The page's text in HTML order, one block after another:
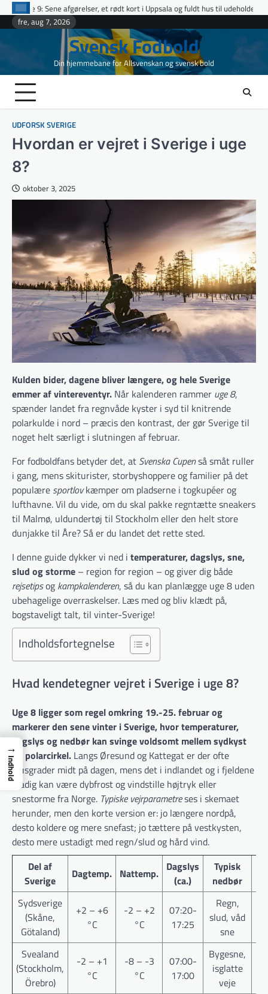
Skip et rødt kort i Uppsala og fuldt hus til udeholdene i topopgør
Ettan
fre, aug 7, 2026
Svensk Fodbold
Din hjemmebane for Allsvenskan og svensk bold
UDFORSK SVERIGE
Hvordan er vejret i Sverige i uge
8?
oktober 3, 2025
Kulden bider, dagene bliver længere, og hele Sverige
emmer af vintereventyr. Når kalenderen rammer uge 8,
spænder landet fra regnvåde kyster i syd til knitrende
polarkulde i nord – præcis den kontrast, der gør Sverige til
noget helt særligt i slutningen af februar.
For fodboldfans betyder det, at Svenska Cupenså småt ruller
i gang, mens skiturister, storbyshoppere og familier på det
populære sportlovkæmper om pladserne i togkupéer og
lufthavne. Vil du vide, om du skal pakke regntætte sneakers
til Malmø, uldundertøj til Stockholm eller den helt store
dunjakke til Åre? Så er du landet det rette sted.
I denne guide dykker vi ned i temperaturer, dagslys, sne,
slud og storme – region for region – og giver dig både
rejsetipsog kampkalenderen, så du kan planlægge uge 8 uden
ubehagelige overraskelser. Læs med og bliv klædt på,
bogstaveligt talt, til vinter-Sverige!
Indholdsfortegnelse
Hvad kendetegner vejret i Sverige i uge 8?
Uge 8 ligger som regel omkring 19.-25. februar og
markerer den sene vinter i Sverige, hvor temperaturer,
dagslys og nedbør kan svinge voldsomt mellem sydkyst
og polarcirkel. Langs Øresund og Kattegat er der ofte
plusgrader midt på dagen, mens det i indlandet og i fjeldene
stadig kan være dybfrost og vindstille højtryk eller
snestorme fra Norge. Typiske vejrparametreses i skemaet
herunder, men den korte version er: jo længere nordpå,
desto koldere og mere snefast; jo tættere på vestkysten,
desto mere ustadigt med regn/slud og hård vind.
Del af
Sverige
Dagtemp. Nattemp. Dagslys
(ca.)
Typisk
nedbør
Sydsverige
(Skåne,
Götaland)
+2 – +6
°C
-2 – +2
°C
07:20-
17:25
Regn,
slud, våd
sne
Svealand
(Stockholm,
Örebro)
-2 – +1
°C
-8 – -3
°C
07:00-
17:00
Bygesne,
isglatte
veje
→
Indhold